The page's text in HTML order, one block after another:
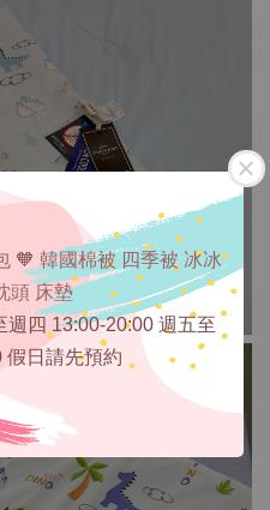
🧡 韓國棉被 四季被 冰冰
頭 床墊
四 13:00-20:00 週五至
假日請先預約